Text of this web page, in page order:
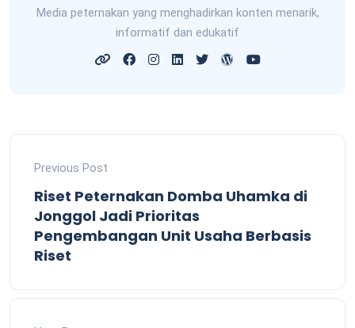
Media peternakan yang menghadirkan konten menarik,
informatif dan edukatif
Previous Post
Riset Peternakan Domba Uhamka di
Jonggol Jadi Prioritas
Pengembangan Unit Usaha Berbasis
Riset